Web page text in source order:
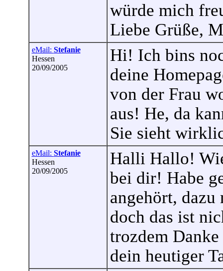
würde mich
Liebe Grüße,
eMail: Stefanie
Hessen
20/09/2005
Hi! Ich bins
deine
von der Frau
aus! He, da
Sie sieht
eMail: Stefanie
Hessen
20/09/2005
Halli Hallo!
bei dir! Habe
angehört, dazu
doch das ist
trozdem
dein heutiger